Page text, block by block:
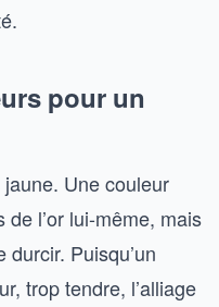
pour un
jaune. Une couleur
de l’or lui-même, mais
Puisqu’un
trop tendre, l’alliage